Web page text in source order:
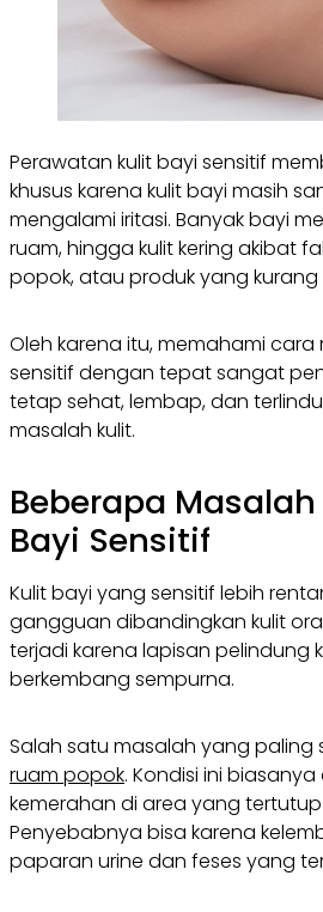
Perawatan kulit bayi sensitif
khusus karena kulit bayi masih
mengalami iritasi. Banyak bayi
ruam, hingga kulit kering akibat
popok, atau produk yang kurang
Oleh karena itu, memahami cara
sensitif dengan tepat sangat
tetap sehat, lembap, dan
masalah kulit.
Beberapa
Bayi Sensitif
Kulit bayi yang sensitif lebih
gangguan dibandingkan kulit
terjadi karena lapisan pelindung
berkembang sempurna.
Salah satu masalah yang paling
ruam popok. Kondisi ini
kemerahan di area yang
Penyebabnya bisa karena
paparan urine dan feses yang